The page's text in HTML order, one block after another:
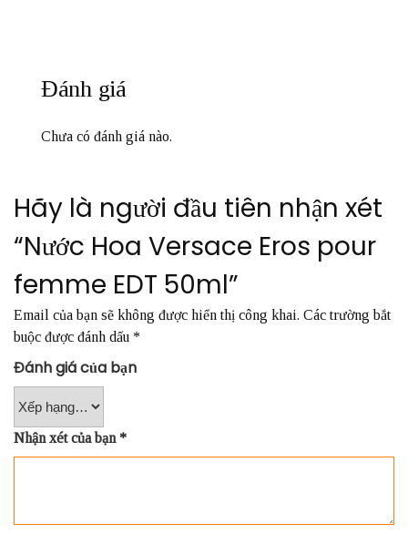
Đánh giá
Chưa có đánh giá nào.
Hãy là người đầu tiên nhận xét
“Nước Hoa Versace Eros pour
femme EDT 50ml”
Email của bạn sẽ không được hiển thị công khai. Các trường bắt
buộc được đánh dấu *
Đánh giá của bạn
Nhận xét của bạn *